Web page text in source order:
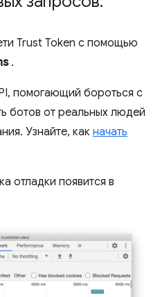
Trust Token с помощью
.
помогающий бороться с
ботов от реальных людей
Узнайте, как начать
отладки появится в